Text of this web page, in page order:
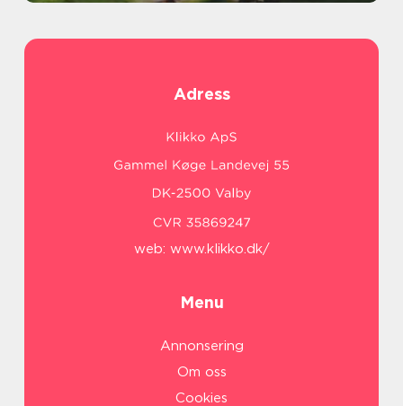
Adress
web: www.klikko.dk/
Menu
Annonsering
Om oss
Cookies